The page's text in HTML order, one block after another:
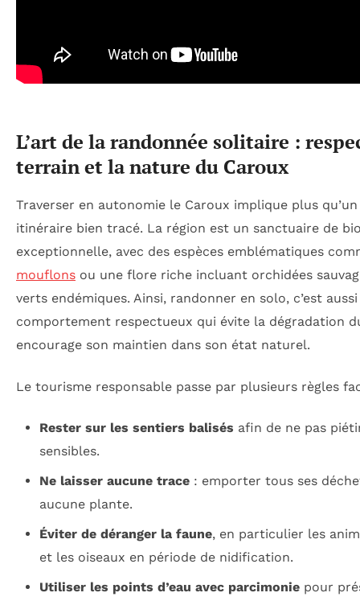
L’art de la randonnée solitaire :
terrain et la nature du Caroux
Traverser en autonomie le Caroux implique plus
itinéraire bien tracé. La région est un sanctuaire de
exceptionnelle, avec des espèces emblématiques
mouflons ou une flore riche incluant orchidées
verts endémiques. Ainsi, randonner en solo, c’est
comportement respectueux qui évite la dégradation
encourage son maintien dans son état naturel.
Le tourisme responsable passe par plusieurs règles
Rester sur les sentiers balisés afin de ne pas
sensibles.
Ne laisser aucune trace: emporter tous ses
aucune plante.
Éviter de déranger la faune, en particulier les
et les oiseaux en période de nidification.
Utiliser les points d’eau avec parcimoniepour